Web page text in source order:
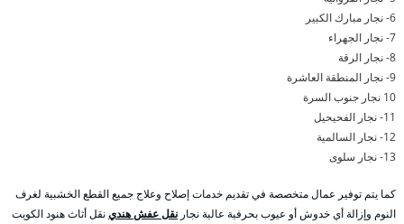
6- نجار مبارك الكبير
7- نجار الجهراء
8- نجار الرقة
9- نجار المنطقة العاشرة
10 نجار جنوب السرة
11- نجار الفحيحيل
12- نجار السالمية
13- نجار سلوى
كما يتم توفير عمال متخصصة في تقديم خدمات إصلاح وعلاج جميع القطع الخشبية لغرف
النوم وإزالة أي خدوش أو عيوب بحرفية عالية نجار نقل عفش هندينقل أثاث هنود الكويت